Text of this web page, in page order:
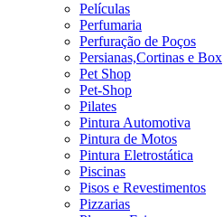
Películas
Perfumaria
Perfuração de Poços
Persianas,Cortinas e Box
Pet Shop
Pet-Shop
Pilates
Pintura Automotiva
Pintura de Motos
Pintura Eletrostática
Piscinas
Pisos e Revestimentos
Pizzarias